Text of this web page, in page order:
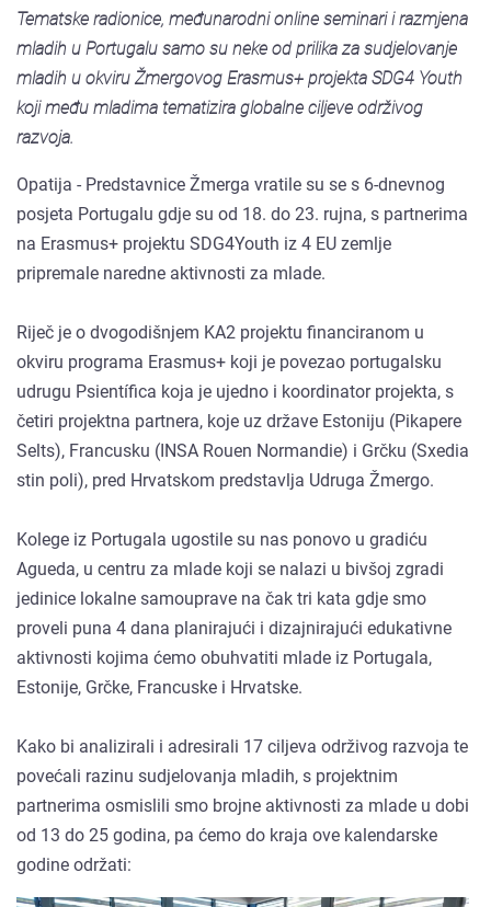
Tematske radionice, međunarodni online seminari i razmjena
mladih u Portugalu samo su neke od prilika za sudjelovanje
mladih u okviru Žmergovog Erasmus+ projekta SDG4 Youth
koji među mladima tematizira globalne ciljeve održivog
razvoja.
Opatija - Predstavnice Žmerga vratile su se s 6-dnevnog
posjeta Portugalu gdje su od 18. do 23. rujna, s partnerima
na Erasmus+ projektu SDG4Youth iz 4 EU zemlje
pripremale naredne aktivnosti za mlade.
Riječ je o dvogodišnjem KA2 projektu financiranom u
okviru programa Erasmus+ koji je povezao portugalsku
udrugu Psientífica koja je ujedno i koordinator projekta, s
četiri projektna partnera, koje uz države Estoniju (Pikapere
Selts), Francusku (INSA Rouen Normandie) i Grčku (Sxedia
stin poli), pred Hrvatskom predstavlja Udruga Žmergo.
Kolege iz Portugala ugostile su nas ponovo u gradiću
Agueda, u centru za mlade koji se nalazi u bivšoj zgradi
jedinice lokalne samouprave na čak tri kata gdje smo
proveli puna 4 dana planirajući i dizajnirajući edukativne
aktivnosti kojima ćemo obuhvatiti mlade iz Portugala,
Estonije, Grčke, Francuske i Hrvatske.
Kako bi analizirali i adresirali 17 ciljeva održivog razvoja te
povećali razinu sudjelovanja mladih, s projektnim
partnerima osmislili smo brojne aktivnosti za mlade u dobi
od 13 do 25 godina, pa ćemo do kraja ove kalendarske
godine održati: